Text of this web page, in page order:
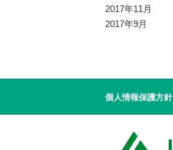
2017年11月
2017年9月
個人情報保護方針